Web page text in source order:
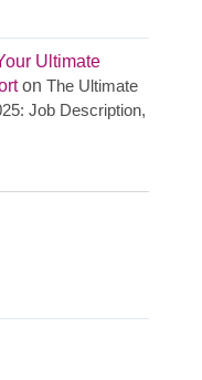
Ultimate
on The Ultimate
Job Description,